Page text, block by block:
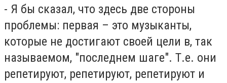
- Я бы сказал, что здесь две стороны
проблемы: первая – это музыканты,
которые не достигают своей цели в, так
называемом, "последнем шаге". Т.е. они
репетируют, репетируют, репетируют и